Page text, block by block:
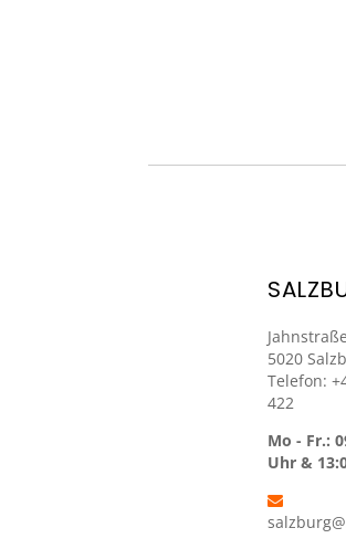
5020
Telefon:
422
Mo - Fr.:
Uhr &